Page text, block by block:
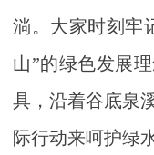
淌。大家时刻牢
山”的绿色发展
具，沿着谷底泉
际行动来呵护绿